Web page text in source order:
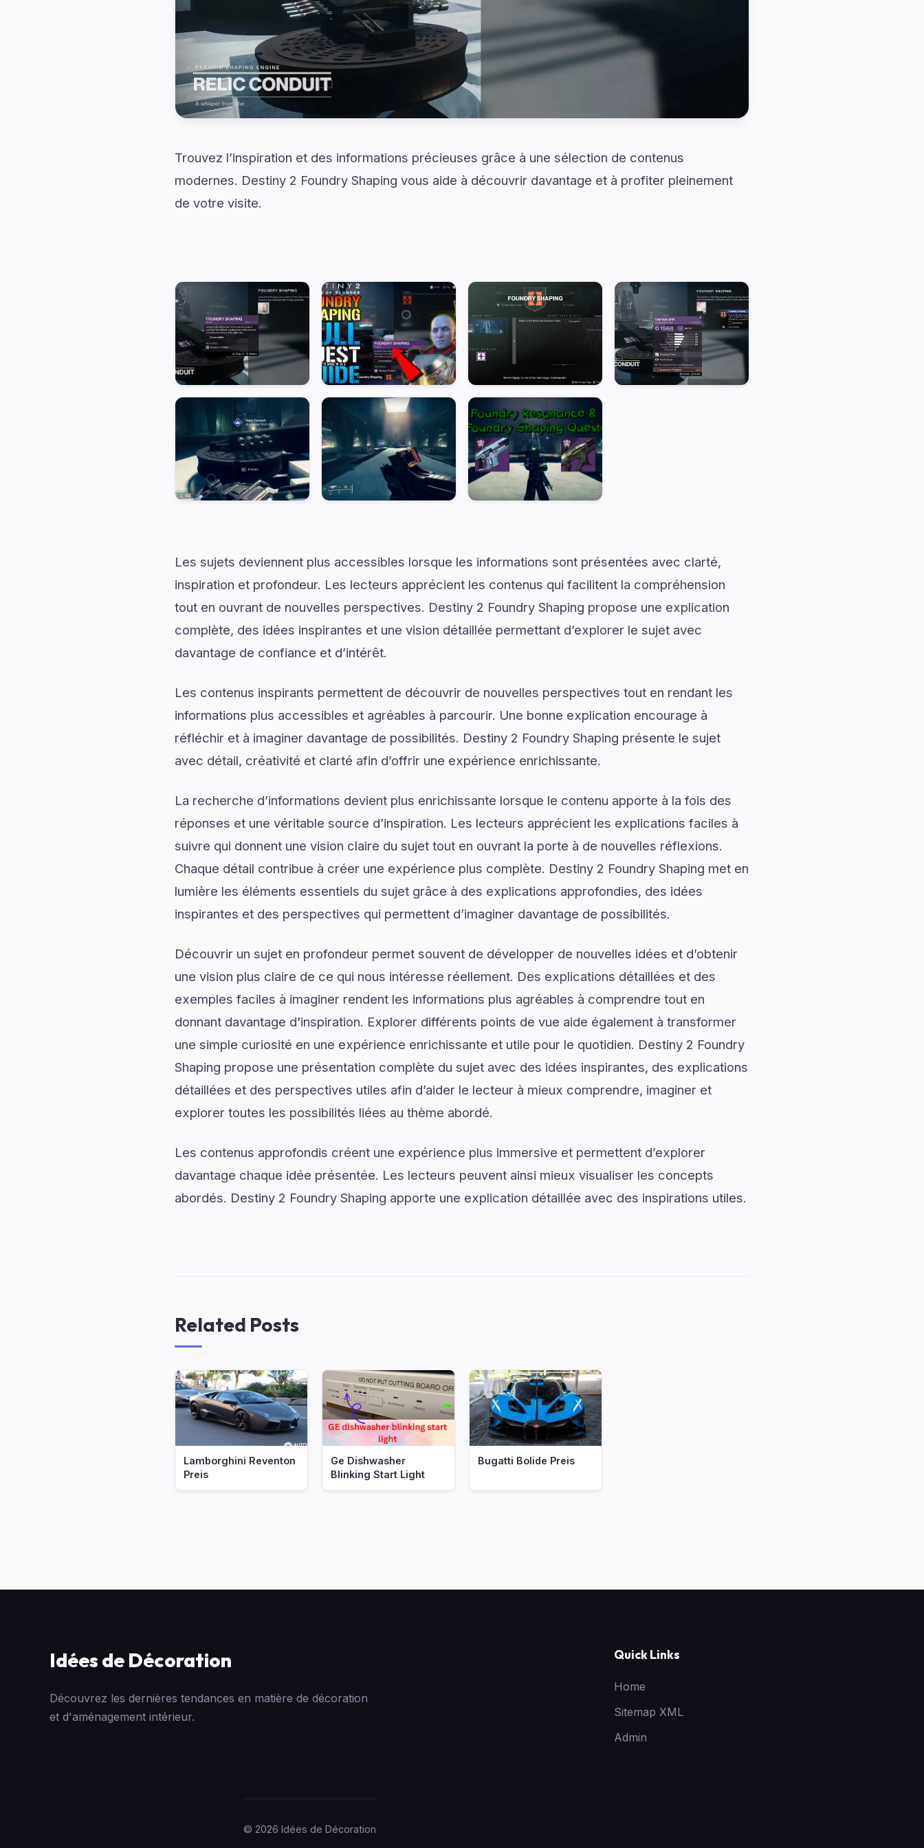
Trouvez l’inspiration et des informations précieuses grâce à une sélection de contenus
modernes. Destiny 2 Foundry Shaping vous aide à découvrir davantage et à profiter pleinement
de votre visite.
Les sujets deviennent plus accessibles lorsque les informations sont présentées avec clarté,
inspiration et profondeur. Les lecteurs apprécient les contenus qui facilitent la compréhension
tout en ouvrant de nouvelles perspectives. Destiny 2 Foundry Shaping propose une explication
complète, des idées inspirantes et une vision détaillée permettant d’explorer le sujet avec
davantage de confiance et d’intérêt.
Les contenus inspirants permettent de découvrir de nouvelles perspectives tout en rendant les
informations plus accessibles et agréables à parcourir. Une bonne explication encourage à
réfléchir et à imaginer davantage de possibilités. Destiny 2 Foundry Shaping présente le sujet
avec détail, créativité et clarté afin d’offrir une expérience enrichissante.
La recherche d’informations devient plus enrichissante lorsque le contenu apporte à la fois des
réponses et une véritable source d’inspiration. Les lecteurs apprécient les explications faciles à
suivre qui donnent une vision claire du sujet tout en ouvrant la porte à de nouvelles réflexions.
Chaque détail contribue à créer une expérience plus complète. Destiny 2 Foundry Shaping met en
lumière les éléments essentiels du sujet grâce à des explications approfondies, des idées
inspirantes et des perspectives qui permettent d’imaginer davantage de possibilités.
Découvrir un sujet en profondeur permet souvent de développer de nouvelles idées et d’obtenir
une vision plus claire de ce qui nous intéresse réellement. Des explications détaillées et des
exemples faciles à imaginer rendent les informations plus agréables à comprendre tout en
donnant davantage d’inspiration. Explorer différents points de vue aide également à transformer
une simple curiosité en une expérience enrichissante et utile pour le quotidien. Destiny 2 Foundry
Shaping propose une présentation complète du sujet avec des idées inspirantes, des explications
détaillées et des perspectives utiles afin d’aider le lecteur à mieux comprendre, imaginer et
explorer toutes les possibilités liées au thème abordé.
Les contenus approfondis créent une expérience plus immersive et permettent d’explorer
davantage chaque idée présentée. Les lecteurs peuvent ainsi mieux visualiser les concepts
abordés. Destiny 2 Foundry Shaping apporte une explication détaillée avec des inspirations utiles.
Related Posts
Lamborghini Reventon
Preis
Ge Dishwasher
Blinking Start Light
Bugatti Bolide Preis
Idées de Décoration
Découvrez les dernières tendances en matière de décoration
et d'aménagement intérieur.
Quick Links
Home
Sitemap XML
Admin
© 2026 Idées de Décoration